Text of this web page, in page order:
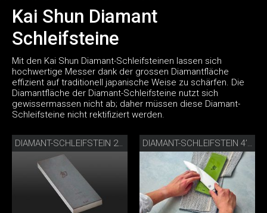
Kai Shun Diamant
Schleifsteine
Mit den Kai Shun Diamant-Schleifsteinen lassen sich
hochwertige Messer dank der grossen Diamantfläche
effizient auf traditionell japanische Weise zu schärfen. Die
Diamantfläche der Diamant-Schleifsteine nutzt sich
gewissermassen nicht ab; daher müssen diese Diamant-
Schleifsteine nicht rektifiziert werden.
DIAMANT-SCHLEIFSTEIN 220 DIAMANT-SCHLEIFSTEIN 4’000